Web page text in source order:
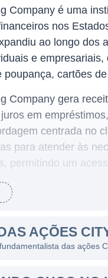
Company é uma
nos
ao longo dos
e
poupança, cartões
Company gera
em
centrada no
para atender às
permitindo um
CITY HOLDING
Company opera
Virginia. A
onde
AÇÕES
das ações